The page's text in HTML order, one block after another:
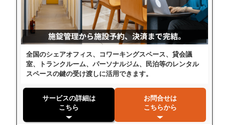
全国のシェアオフィス、コワーキングスペース、貸会議
室、トランクルーム、パーソナルジム、民泊等のレンタル
スペースの鍵の受け渡しに活用できます。
サービスの詳細は
こちら
お問合せは
こちらから